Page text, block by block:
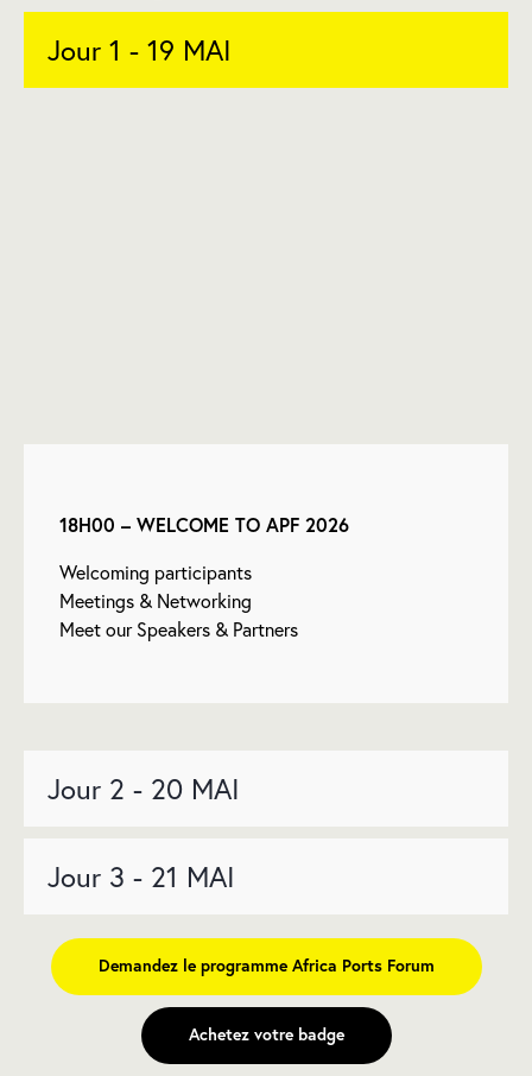
Jour 1 - 19 MAI
18H00 – WELCOME TO APF 2026
Welcoming participants
Meetings & Networking
Meet our Speakers & Partners
Jour 2 - 20 MAI
Jour 3 - 21 MAI
Demandez le programme Africa Ports Forum
Achetez votre badge